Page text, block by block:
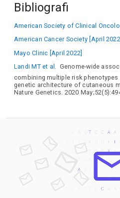
Bibliografi
American Society of Clinical
American Cancer Society [April 2022]
Mayo Clinic [April 2022]
Landi MT et al. Genome-wide
combining multiple risk
genetic architecture of cutaneous
Nature Genetics. 2020